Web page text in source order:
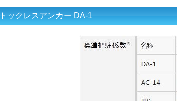
ックレスアンカー DA-1